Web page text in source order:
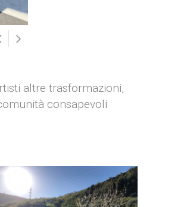
altre trasformazioni,
consapevoli